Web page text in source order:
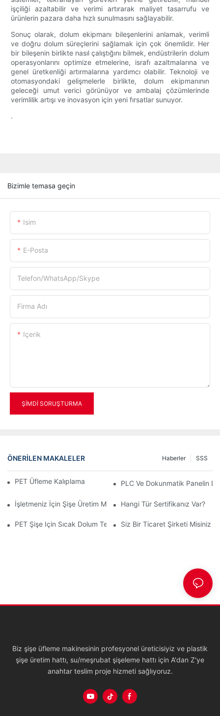
işçiliği azaltabilir ve verimi artırarak maliyet tasarrufu ve
ürünlerin pazara daha hızlı sunulmasını sağlayabilir.
Sonuç olarak, dolum ekipmanı bileşenlerini anlamak, verimli
ve doğru dolum süreçlerini sağlamak için çok önemlidir. Her
bir bileşenin birlikte nasıl çalıştığını bilmek, endüstrilerin dolum
operasyonlarını optimize etmelerine, israfı azaltmalarına ve
genel üretkenliği artırmalarına yardımcı olabilir. Teknoloji ve
otomasyondaki gelişmelerle birlikte, dolum ekipmanının
geleceği umut verici görünüyor ve ambalaj çözümlerinde
verimlilik artışı ve inovasyon için yeni fırsatlar sunuyor.
.
Bizimle temasa geçin
Isim
E-Posta
Telefon/WhatsApp/Skype
Firma Adı
Içerik
ŞIMDI SORUŞTURMA
ÖNERILEN MAKALELER SSS
Haberler
PET Üfleme Kalıplama Makineleri Tam KılavuzuPLC Ve Dokunmatik Panelin
İşletmeniz İçin Şişe Üretim Makinesi Nasıl Seçilir?
Hangi Tür Sertifikanız Var?
PET Şişe Için Sıcak Dolum Teknolojisi (birinci Bölüm)
Siz Bir Ticaret Şirketi Misiniz
Biz şişe üfleme makinesinin profesyonel üreticisiyiz ve plastik
şişe üretim hattı, su/meşrubat şişeleme hattı için A'dan Z'ye
anahtar teslim proje hizmeti sağlıyoruz.